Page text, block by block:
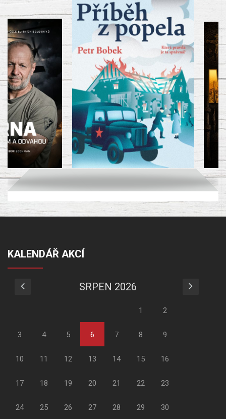
KALENDÁŘ AKCÍ
SRPEN 2026
1 2
3 4 5 6 7 8 9
10 11 12 13 14 15 16
17 18 19 20 21 22 23
24 25 26 27 28 29 30